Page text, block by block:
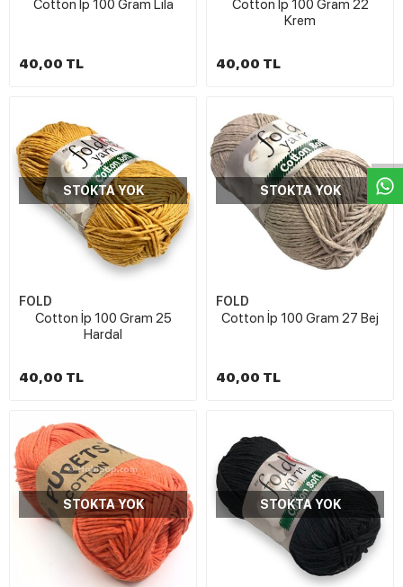
Cotton İp 100 Gram Lila
40,00 TL
Cotton İp 100 Gram 22
Krem
40,00 TL
STOKTA YOK
FOLD
Cotton İp 100 Gram 25
Hardal
40,00 TL
STOKTA YOK
FOLD
Cotton İp 100 Gram 27 Bej
40,00 TL
STOKTA YOK STOKTA YOK